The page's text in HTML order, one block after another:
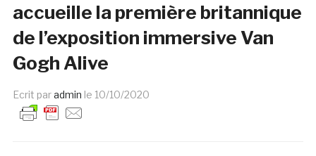
accueille la première britannique
de l’exposition immersive Van
Gogh Alive
Ecrit paradmin le 10/10/2020